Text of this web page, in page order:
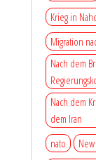
Krieg in
Migration
Nach dem
Nach dem
dem Iran
nato